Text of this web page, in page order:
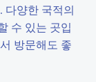
다양한 국적의
수 있는 곳입
방문해도 좋